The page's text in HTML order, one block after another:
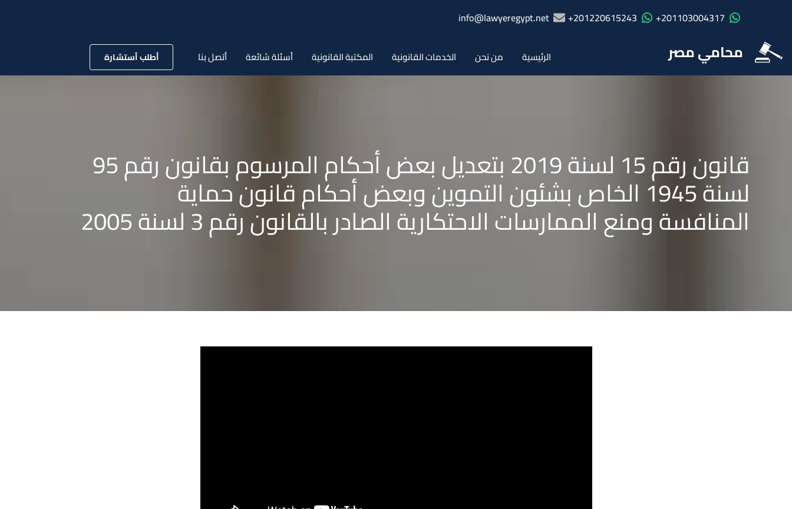
201103004317+
201220615243+
info@lawyeregypt.net
محامي مصر الرئيسية من نحن الخدمات القانونية المكتبة القانونية أسئلة شائعة أتصل بنا أطلب أستشارة
قانون رقم 15 لسنة 2019 بتعديل بعض أحكام المرسوم بقانون رقم 95
لسنة 1945 الخاص بشئون التموين وبعض أحكام قانون حماية
المنافسة ومنع الممارسات الاحتكارية الصادر بالقانون رقم 3 لسنة 2005